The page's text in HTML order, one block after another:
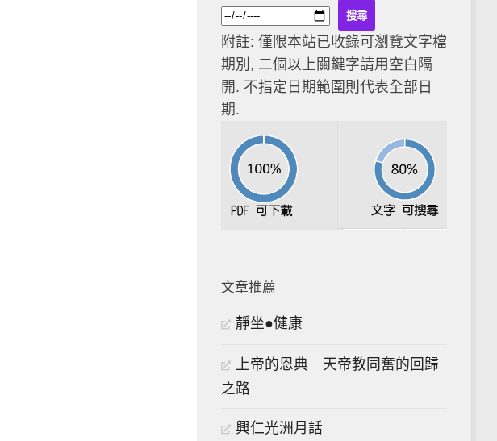
附註: 僅限本站已收錄可瀏覽文字檔
期別, 二個以上關鍵字請用空白隔
開. 不指定日期範圍則代表全部日
期.
文章推薦
靜坐●健康
上帝的恩典 天帝教同奮的回歸
之路
興仁光洲月話